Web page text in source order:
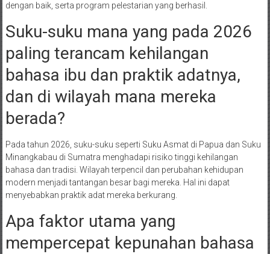
dengan baik, serta program pelestarian yang berhasil.
Suku-suku mana yang pada 2026
paling terancam kehilangan
bahasa ibu dan praktik adatnya,
dan di wilayah mana mereka
berada?
Pada tahun 2026, suku-suku seperti Suku Asmat di Papua dan Suku
Minangkabau di Sumatra menghadapi risiko tinggi kehilangan
bahasa dan tradisi. Wilayah terpencil dan perubahan kehidupan
modern menjadi tantangan besar bagi mereka. Hal ini dapat
menyebabkan praktik adat mereka berkurang.
Apa faktor utama yang
mempercepat kepunahan bahasa